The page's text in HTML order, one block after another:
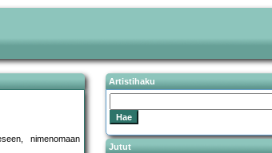
nimenomaan
Artistihaku
Jutut